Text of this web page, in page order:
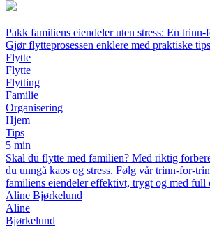
Pakk familiens eiendeler uten stress: En
Gjør flytteprosessen enklere med praktiske
Flytte
Flytte
Flytting
Familie
Organisering
Hjem
Tips
5 min
Skal du flytte med familien? Med riktig
du unngå kaos og stress. Følg vår trinn-for-
familiens eiendeler effektivt, trygt og med full
Aline Bjørkelund
Aline
Bjørkelund